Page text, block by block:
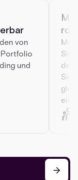
von
Portfolio
und
den